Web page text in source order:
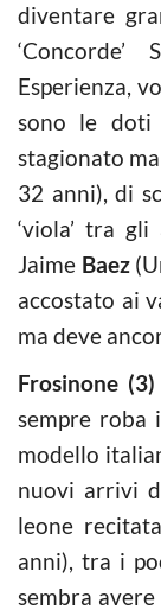
diventare
Esperienza,
sono le doti
stagionato
32 anni), di
‘viola’ tra
Jaime Baez
accostato ai
ma deve
Frosinone
sempre roba
modello
nuovi arrivi
leone
anni), tra i
sembra